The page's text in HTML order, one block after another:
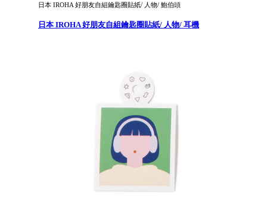
日本 IROHA 好朋友自組鑰匙圈貼紙/ 人物/ 鮑伯頭
日本 IROHA 好朋友自組鑰匙圈貼紙/ 人物/ 耳機